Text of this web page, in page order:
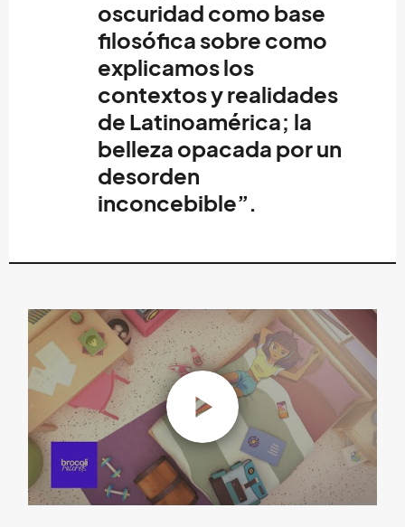
oscuridad como base
filosófica sobre como
explicamos los
contextos y realidades
de Latinoamérica; la
belleza opacada por un
desorden
inconcebible”.